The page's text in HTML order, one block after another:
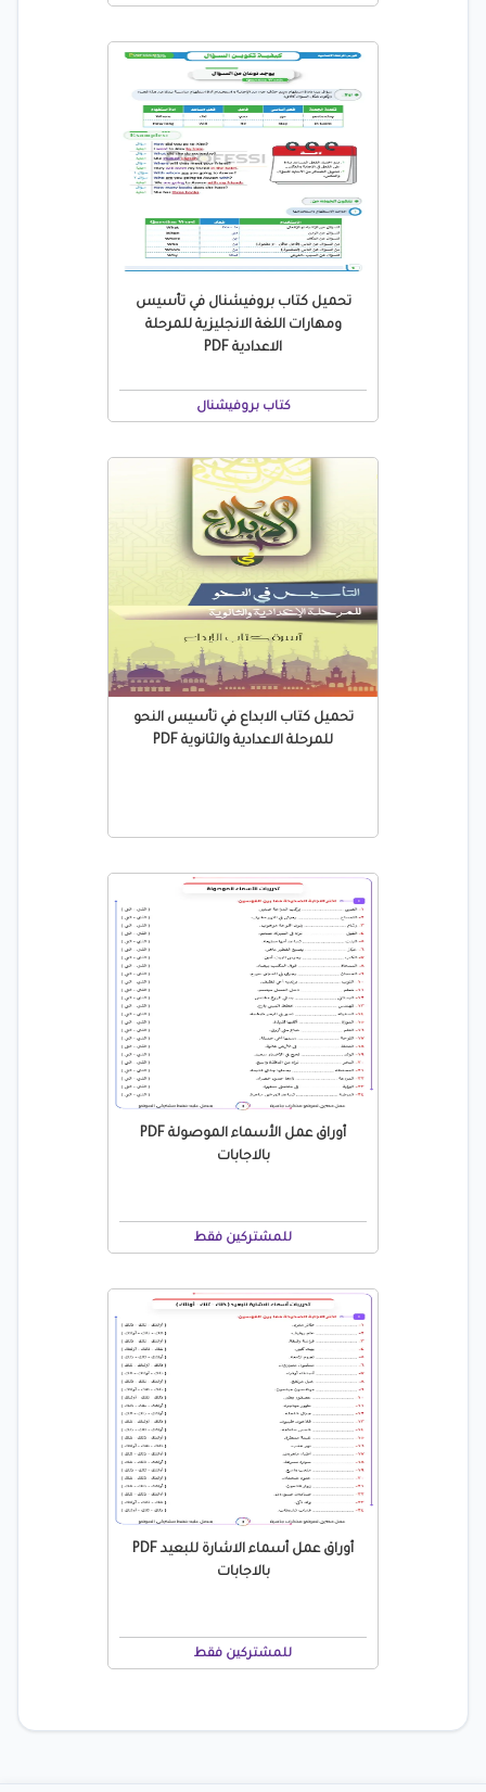
تحميل كتاب بروفيشنال في تأسيس
ومهارات اللغة الانجليزية للمرحلة
الاعدادية PDF
كتاب بروفيشنال
تحميل كتاب الابداع في تأسيس النحو
للمرحلة الاعدادية والثانوية PDF
أوراق عمل الأسماء الموصولة PDF
بالاجابات
للمشتركين فقط
أوراق عمل أسماء الاشارة للبعيد PDF
بالاجابات
للمشتركين فقط